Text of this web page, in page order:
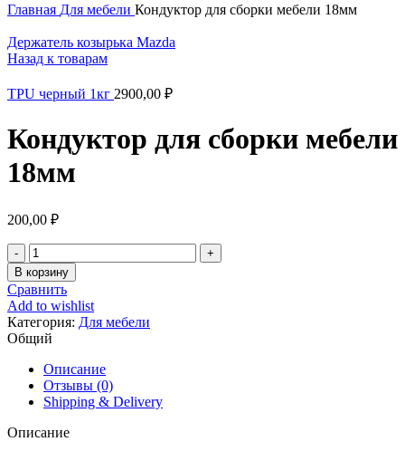
Главная Для мебели Кондуктор для сборки мебели 18мм
Держатель козырька Mazda
Назад к товарам
TPU черный 1кг 2900,00 ₽
Кондуктор для сборки мебели
18мм
200,00 ₽
Количество
товара
Кондуктор
для
сборки
мебели
18мм
В корзину
Сравнить
Add to wishlist
Категория: Для мебели
Общий
Описание
Отзывы (0)
Shipping & Delivery
Описание